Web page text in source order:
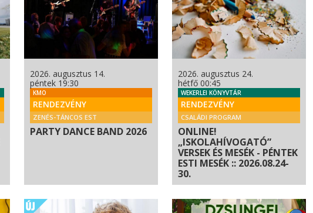
2026. augusztus 14.
péntek 19:30
KMO
RENDEZVÉNY
ZENÉS-TÁNCOS EST
PARTY DANCE BAND 2026
2026. augusztus 24.
hétfő 00:45
WEKERLEI KÖNYVTÁR
RENDEZVÉNY
CSALÁDI PROGRAM
ONLINE!
„ISKOLAHÍVOGATÓ”
VERSEK ÉS MESÉK - PÉNTEK
ESTI MESÉK :: 2026.08.24-
30.